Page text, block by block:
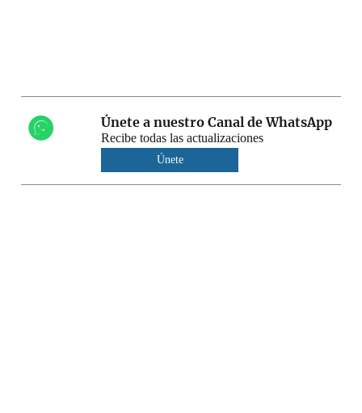
Únete a nuestro Canal de WhatsApp
Recibe todas las actualizaciones
Únete